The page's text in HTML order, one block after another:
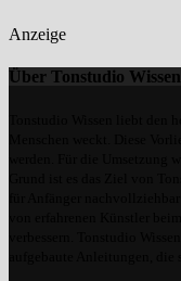
Anzeige
Über Tonstudio Wissen